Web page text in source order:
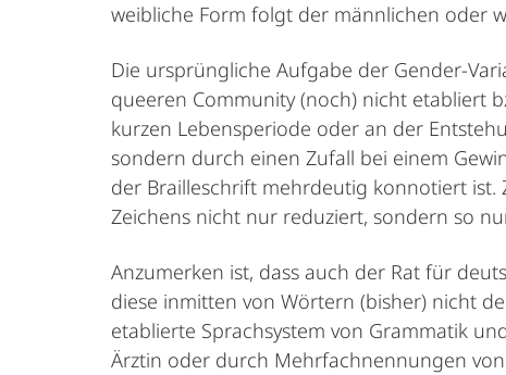
weibliche Form folgt der männlichen oder
Die ursprüngliche Aufgabe der Gender-
queeren Community (noch) nicht etabliert
kurzen Lebensperiode oder an der
sondern durch einen Zufall bei einem
der Brailleschrift mehrdeutig konnotiert ist.
Zeichens nicht nur reduziert, sondern so
Anzumerken ist, dass auch der Rat für
diese inmitten von Wörtern (bisher) nicht
etablierte Sprachsystem von Grammatik
Ärztin oder durch Mehrfachnennungen